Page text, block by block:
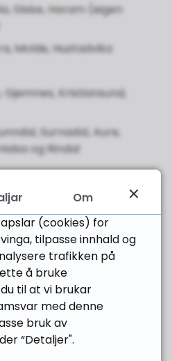
Giske, Haram (eigen
Molde, Hustadvika
Kristiansund,
Surnadal, Aure,
og Rindal
Om
(cookies) for
tilpasse innhald og
trafikken på
å bruke
til at vi brukar
med denne
bruk av
“Detaljer".